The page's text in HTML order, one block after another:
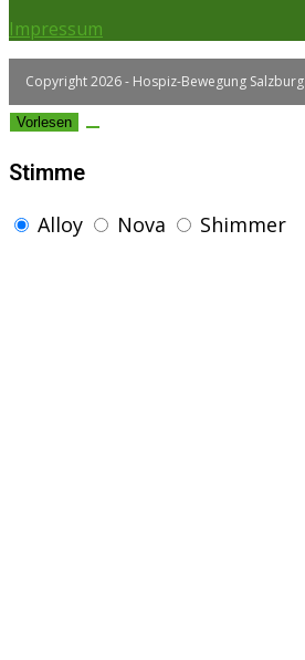
Impressum
Copyright 2026 - Hospiz-Bewegung Salzburg
Vorlesen
Stimme
Alloy
Nova Shimmer